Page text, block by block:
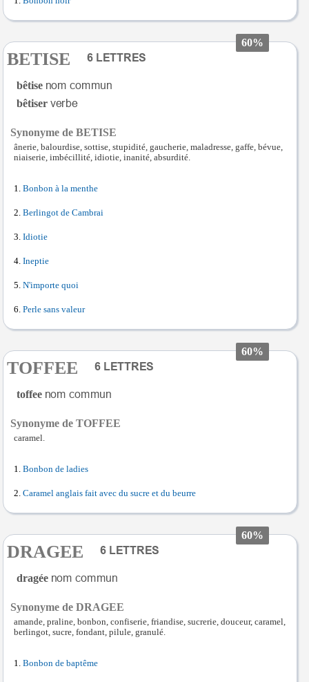
60%
BETISE
bêtise
bêtiser
Synonyme de BETISE
ânerie, balourdise, sottise, stupidité, gaucherie, maladresse, gaffe, bévue,
niaiserie, imbécillité, idiotie, inanité, absurdité.
Bonbon à la menthe
Berlingot de Cambrai
Idiotie
Ineptie
N'importe quoi
Perle sans valeur
60%
TOFFEE
toffee
Synonyme de TOFFEE
caramel.
Bonbon de ladies
Caramel anglais fait avec du sucre et du beurre
60%
DRAGEE
dragée
Synonyme de DRAGEE
amande, praline, bonbon, confiserie, friandise, sucrerie, douceur, caramel,
berlingot, sucre, fondant, pilule, granulé.
Bonbon de baptême